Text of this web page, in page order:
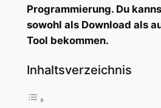
Programmierung. Du
sowohl als Download als
Tool bekommen.
Inhaltsverzeichnis